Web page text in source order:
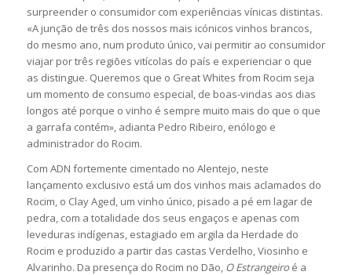
surpreender o consumidor com experiências vínicas distintas.
«A junção de três dos nossos mais icónicos vinhos brancos,
do mesmo ano, num produto único, vai permitir ao consumidor
viajar por três regiões vitícolas do país e experienciar o que
as distingue. Queremos que o Great Whites from Rocim seja
um momento de consumo especial, de boas-vindas aos dias
longos até porque o vinho é sempre muito mais do que o que
a garrafa contém», adianta Pedro Ribeiro, enólogo e
administrador do Rocim.
Com ADN fortemente cimentado no Alentejo, neste
lançamento exclusivo está um dos vinhos mais aclamados do
Rocim, o Clay Aged, um vinho único, pisado a pé em lagar de
pedra, com a totalidade dos seus engaços e apenas com
leveduras indígenas, estagiado em argila da Herdade do
Rocim e produzido a partir das castas Verdelho, Viosinho e
Alvarinho. Da presença do Rocim no Dão, O Estrangeiroé a